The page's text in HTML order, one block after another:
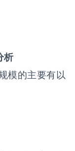
析
模的主要有以